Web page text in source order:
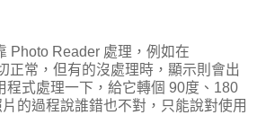
Photo Reader 處理，例如在
正常，但有的沒處理時，顯示則會出
程式處理一下，給它轉個 90度、180
的過程說誰錯也不對，只能說對使用